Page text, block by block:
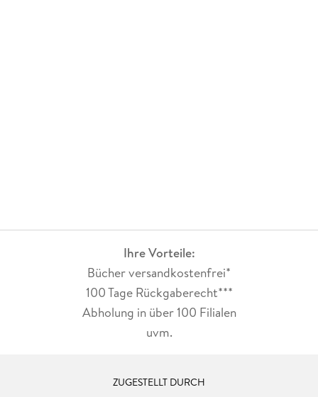
Ihre Vorteile:
Bücher versandkostenfrei*
100 Tage Rückgaberecht***
Abholung in über 100 Filialen
uvm.
ZUGESTELLT DURCH